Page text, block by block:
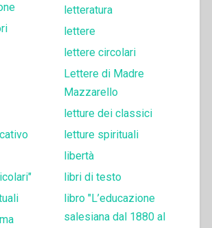
letteratura
lettere
lettere circolari
Lettere di Madre
Mazzarello
letture dei classici
letture spirituali
libertà
libri di testo
libro "L’educazione
salesiana dal 1880 al